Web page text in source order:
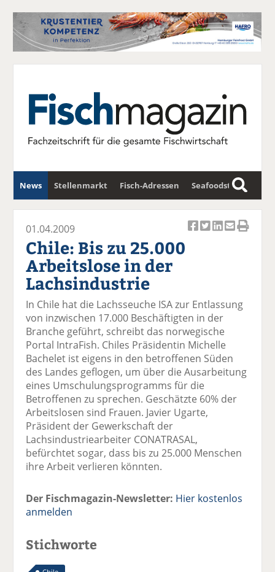
News Stellenmarkt Fisch-Adressen Seafoodstar
Fischwirtschafts-Gipfel Newsletter
S
u
c
uf
F
ac
e
b
o
o
k
te
e
n
wi
tt
er
n
uf
Li
n
k
e
di
te
er
ai
l
v
se
n
ru
01.04.2009
Chile: Bis zu 25.000
Arbeitslose in der
Lachsindustrie
In Chile hat die Lachsseuche ISA zur Entlassung
von inzwischen 17.000 Beschäftigten in der
Branche geführt, schreibt das norwegische
Portal IntraFish. Chiles Präsidentin Michelle
Bachelet ist eigens in den betroffenen Süden
des Landes geflogen, um über die Ausarbeitung
eines Umschulungsprogramms für die
Betroffenen zu sprechen. Geschätzte 60% der
Arbeitslosen sind Frauen. Javier Ugarte,
Präsident der Gewerkschaft der
Lachsindustriearbeiter CONATRASAL,
befürchtet sogar, dass bis zu 25.000 Menschen
ihre Arbeit verlieren könnten.
Der Fischmagazin-Newsletter: Hier kostenlos
anmelden
Stichworte